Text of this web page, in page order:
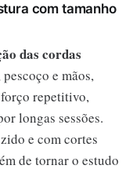
com tamanho
das cordas
e mãos,
repetitivo,
longas sessões.
e com cortes
de tornar o estudo